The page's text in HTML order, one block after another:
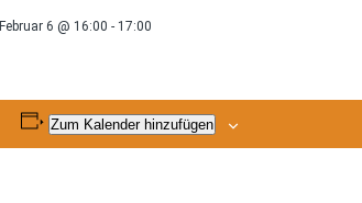
Februar 6 @ 16:00 - 17:00
Zum Kalender hinzufügen